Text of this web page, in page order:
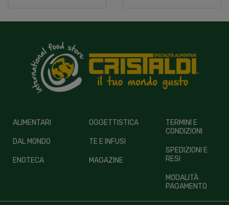
ALIMENTARI
DAL MONDO
ENOTECA
OGGETTISTICA
TE E INFUSI
MAGAZINE
TERMINI E
CONDIZIONI
SPEDIZIONI E
RESI
MODALITÀ
PAGAMENTO